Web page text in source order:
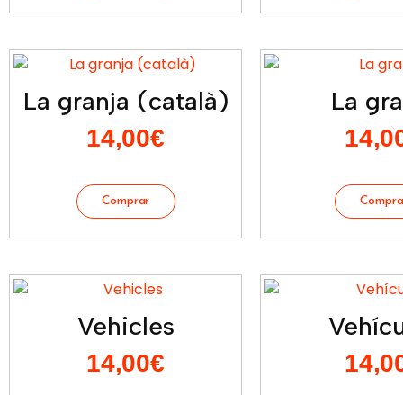
La granja (català)
14,00€
La
Vehicles
14,00€